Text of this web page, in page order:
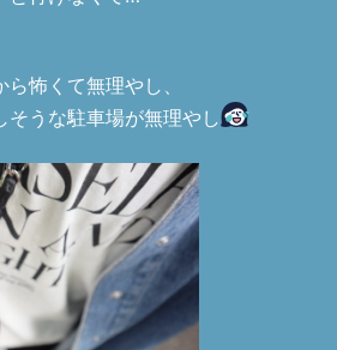
怖くて無理やし、
うな駐車場が無理やし